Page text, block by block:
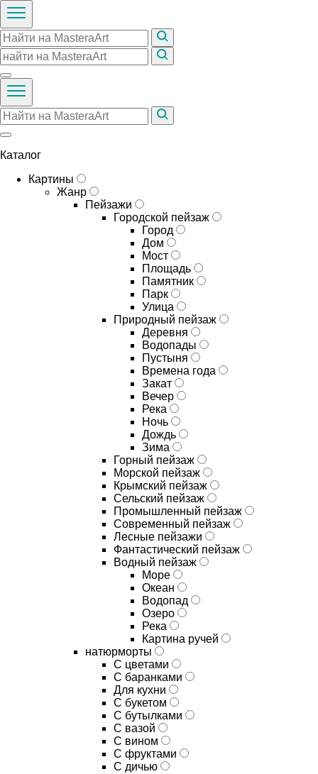
Каталог
Картины
Жанр
Пейзажи
Городской пейзаж
Город
Дом
Мост
Площадь
Памятник
Парк
Улица
Природный пейзаж
Деревня
Водопады
Пустыня
Времена года
Закат
Вечер
Река
Ночь
Дождь
Зима
Горный пейзаж
Морской пейзаж
Крымский пейзаж
Сельский пейзаж
Промышленный пейзаж
Современный пейзаж
Лесные пейзажи
Фантастический пейзаж
Водный пейзаж
Море
Океан
Водопад
Озеро
Река
Картина ручей
натюрморты
С цветами
С баранками
Для кухни
C букетом
C бутылками
C вазой
C вином
C фруктами
C дичью